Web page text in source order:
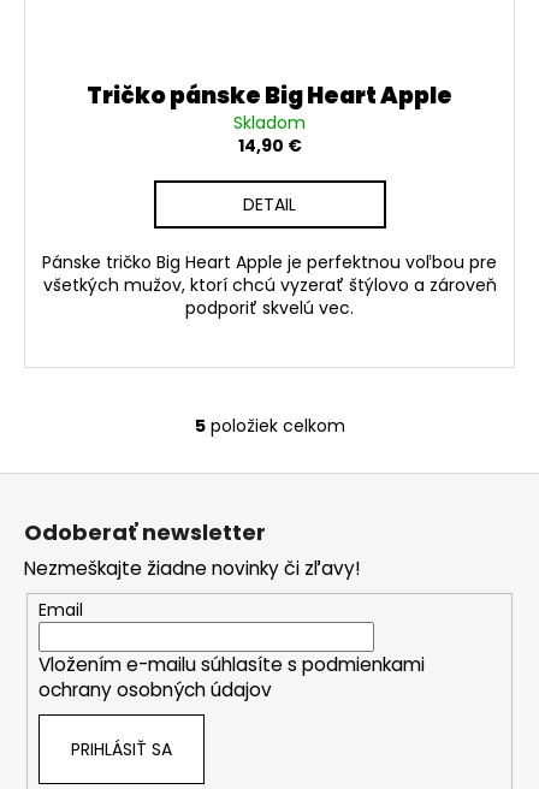
Tričko pánske Big Heart Apple
Skladom
14,90 €
DETAIL
Pánske tričko Big Heart Apple je perfektnou voľbou pre
všetkých mužov, ktorí chcú vyzerať štýlovo a zároveň
podporiť skvelú vec.
O
a
c
i
e
p
r
5položiek celkom
Z
Odoberať newsletter
Nezmeškajte žiadne novinky či zľavy!
Email
Vložením e-mailu súhlasíte s podmienkami
ochrany osobných údajov
PRIHLÁSIŤ SA